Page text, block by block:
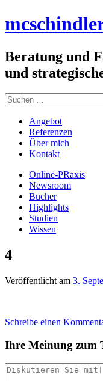
Inhalt
mcschindler
Beratung und
und
Suchen
nach:
Angebot
Referenzen
Über mich
Kontakt
Online-PRaxis
Newsroom
Bücher
Highlights
Studien
Wissen
4
Veröffentlicht am 3.
Schreibe einen
Ihre Meinung zum